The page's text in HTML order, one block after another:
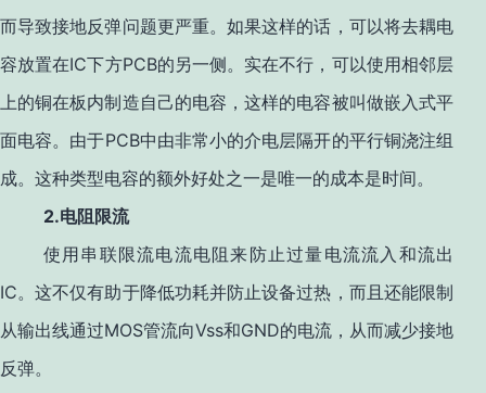
而导致接地反弹问题更严重。如果这样的话，可以将去耦电
容放置在IC下方PCB的另一侧。实在不行，可以使用相邻层
上的铜在板内制造自己的电容，这样的电容被叫做嵌入式平
面电容。由于PCB中由非常小的介电层隔开的平行铜浇注组
成。这种类型电容的额外好处之一是唯一的成本是时间。
2.电阻限流
使用串联限流电流电阻来防止过量电流流入和流出
IC。这不仅有助于降低功耗并防止设备过热，而且还能限制
从输出线通过MOS管流向Vss和GND的电流，从而减少接地
反弹。